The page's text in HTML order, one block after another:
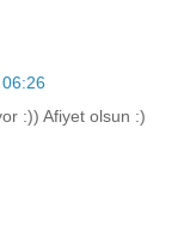
:)) Afiyet olsun :)